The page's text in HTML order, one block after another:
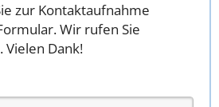
zur Kontaktaufnahme
Wir rufen Sie
Vielen Dank!